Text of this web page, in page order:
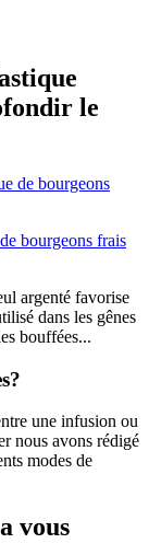
le
bourgeons frais
argenté favorise
dans les gênes
bouffées...
une infusion ou
nous avons rédigé
modes de
vous